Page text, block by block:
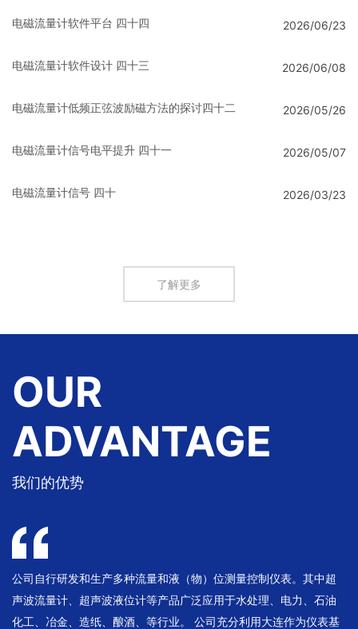
电磁流量计软件平台 四十四 2026/06/23
电磁流量计软件设计 四十三 2026/06/08
电磁流量计低频正弦波励磁方法的探讨四十二 2026/05/26
电磁流量计信号电平提升 四十一 2026/05/07
电磁流量计信号 四十 2026/03/23
了解更多
OUR
ADVANTAGE
我们的优势
公司自行研发和生产多种流量和液（物）位测量控制仪表。其中超
声波流量计、超声波液位计等产品广泛应用于水处理、电力、石油
化工、冶金、造纸、酿酒、等行业。 公司充分利用大连作为仪表基